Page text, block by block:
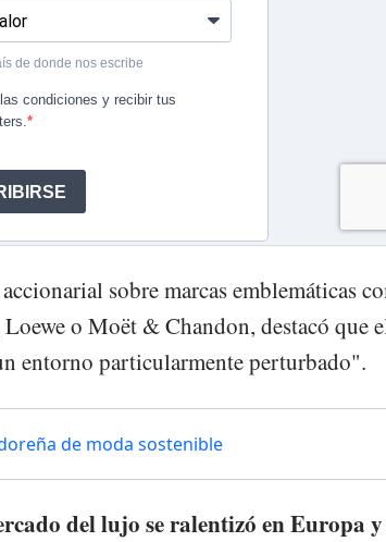
sobre marcas emblemáticas
o Moët & Chandon, destacó que
entorno particularmente perturbado".
de moda sostenible
del lujo se ralentizó en Europa y